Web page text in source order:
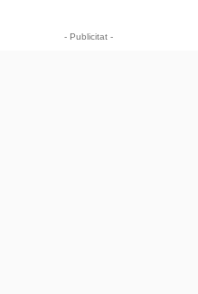
- Publicitat -